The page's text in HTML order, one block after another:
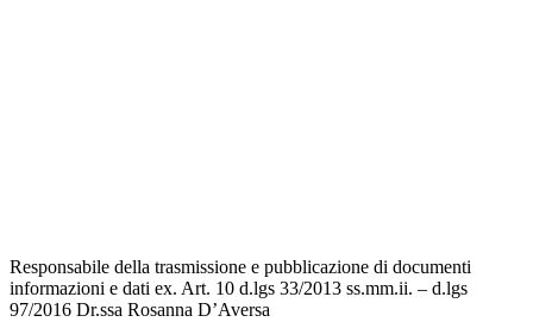
Responsabile della trasmissione e pubblicazione di documenti
informazioni e dati ex. Art. 10 d.lgs 33/2013 ss.mm.ii. – d.lgs
97/2016 Dr.ssa Rosanna D’Aversa